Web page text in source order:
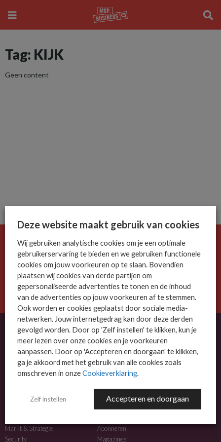
Tag: KIJK
Geen content
De ICT-wereld is snel. Mis niets.
Meld je nu aan voor de MSP Business nieuwsbrief.
AANMELDEN
OVER MSP BUSINESS
MSP Business is het kennisplatform voor IT-dienstverleners met MKB-focus.
NIEUWS
Markt & Strategie
Security
MEER INFO
Abonneren
Magazines
Deze website maakt gebruik van cookies
Wij gebruiken analytische cookies om je een optimale
gebruikerservaring te bieden en we gebruiken functionele
cookies om jouw voorkeuren op te slaan. Bovendien
plaatsen wij cookies van derde partijen om
gepersonaliseerde advertenties te tonen en de inhoud
van de advertenties op jouw voorkeuren af te stemmen.
Ook worden er cookies geplaatst door sociale media-
netwerken. Jouw internetgedrag kan door deze derden
gevolgd worden. Door op 'Zelf instellen' te klikken, kun je
meer lezen over onze cookies en je voorkeuren
aanpassen. Door op 'Accepteren en doorgaan' te klikken,
ga je akkoord met het gebruik van alle cookies zoals
omschreven in onzeCookieverklaring.
Zelf instellen Accepteren en doorgaan